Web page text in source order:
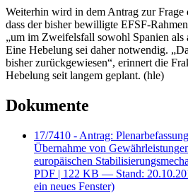
Weiterhin wird in dem Antrag zur Frage
dass der bisher bewilligte EFSF-
„um im Zweifelsfall sowohl Spanien als
Eine Hebelung sei daher notwendig.
bisher zurückgewiesen“, erinnert die
Hebelung seit langem geplant. (hle)
Dokumente
17/7410 - Antrag:
Übernahme von
europäischen
PDF | 122 KB — Stand:
ein neues Fenster)